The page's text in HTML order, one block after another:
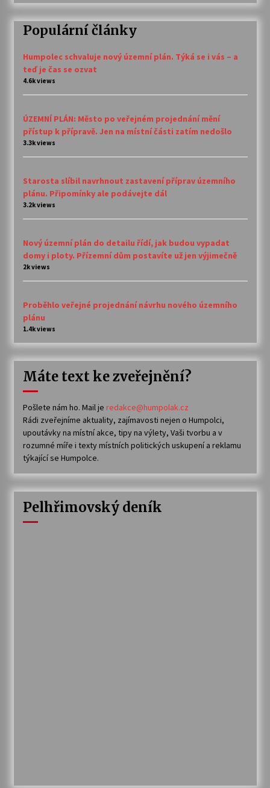
Populární články
Humpolec schvaluje nový územní plán. Týká se i vás – a
teď je čas se ozvat
4.6k views
ÚZEMNÍ PLÁN: Město po veřejném projednání mění
přístup k přípravě. Jen na místní části zatím nedošlo
3.3k views
Starosta slíbil navrhnout zastavení příprav územního
plánu. Připomínky ale podávejte dál
3.2k views
Nový územní plán do detailu řídí, jak budou vypadat
domy i ploty. Přízemní dům postavíte už jen výjimečně
2k views
Proběhlo veřejné projednání návrhu nového územního
plánu
1.4k views
Máte text ke zveřejnění?
Pošlete nám ho. Mail je redakce@humpolak.cz
Rádi zveřejníme aktuality, zajímavosti nejen o Humpolci,
upoutávky na místní akce, tipy na výlety, Vaši tvorbu a v
rozumné míře i texty místních politických uskupení a reklamu
týkající se Humpolce.
Pelhřimovský deník